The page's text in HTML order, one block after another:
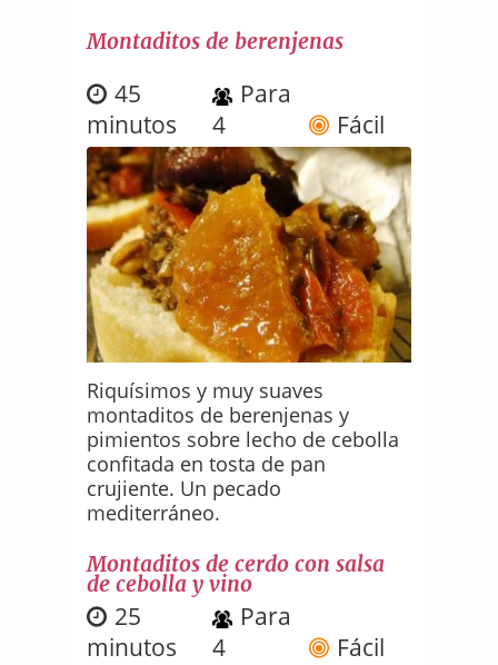
Montaditos de berenjenas
45
minutos
Para
4
Fácil
Riquísimos y muy suaves
montaditos de berenjenas y
pimientos sobre lecho de cebolla
confitada en tosta de pan
crujiente. Un pecado
mediterráneo.
Montaditos de cerdo con salsa
de cebolla y vino
25
minutos
Para
4
Fácil